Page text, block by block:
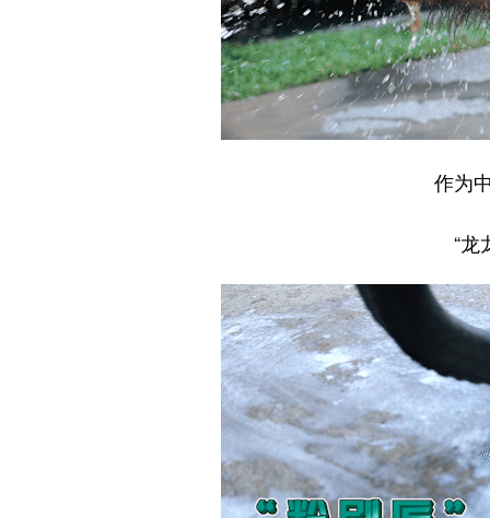
作为
“龙